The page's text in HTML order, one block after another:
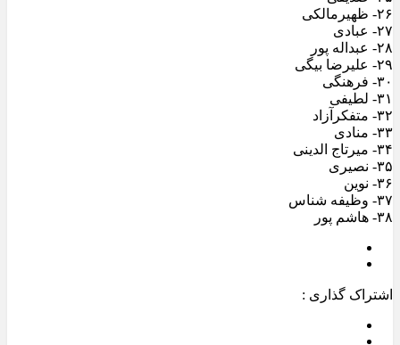
۲۶- ظهیرمالکی
۲۷- عبادی
۲۸- عبداله پور
۲۹- علیرضا بیگی
۳۰- فرهنگی
۳۱- لطیفی
۳۲- متفکرآزاد
۳۳- منادی
۳۴- میرتاج الدینی
۳۵- نصیری
۳۶- نوین
۳۷- وظیفه شناس
۳۸- هاشم پور
اشتراک گذاری :